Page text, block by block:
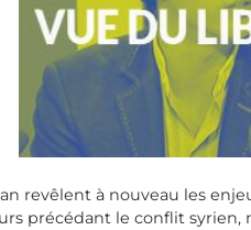
revêlent à nouveau les
précédant le conflit